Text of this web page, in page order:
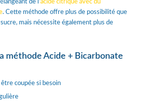
de l’acide citrique avec du
. Cette méthode offre plus de possibilité que
mais nécessite également plus de
méthode Acide + Bicarbonate
coupée si besoin